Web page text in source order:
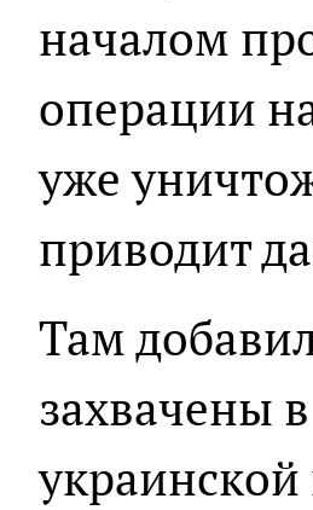
началом
операции
уже
приводит
Там
захвачены